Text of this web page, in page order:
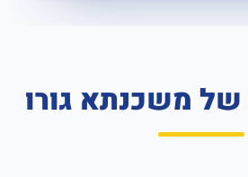
משכנתא גורו